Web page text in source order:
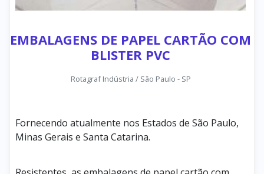
EMBALAGENS DE PAPEL CARTÃO COM
BLISTER PVC
Rotagraf Indústria / São Paulo - SP
Fornecendo atualmente nos Estados de São Paulo,
Minas Gerais e Santa Catarina.